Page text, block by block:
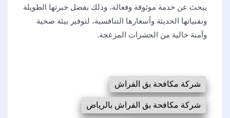
يبحث عن خدمة موثوقة وفعالة، وذلك بفضل خبرتها الطويلة
وتقنياتها الحديثة وأسعارها التنافسية، لتوفير بيئة صحية
وآمنة خالية من الحشرات المزعجة.
شركة مكافحة بق الفراش
شركة مكافحة بق الفراش بالرياض